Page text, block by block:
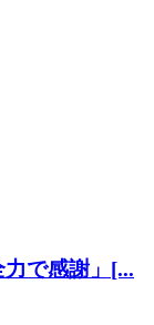
で感謝」[...